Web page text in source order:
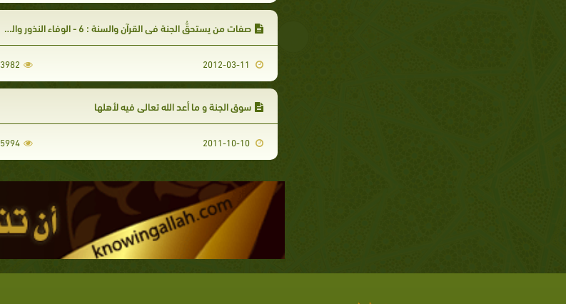
صفات من يستحقُّ الجنة في القرآن والسنة : 6 - الوفاء النذور والخوف من يوم الحساب
3982
سوق الجنة و ما أعد الله تعالى فيه لأهلها
2011-10-10
5994